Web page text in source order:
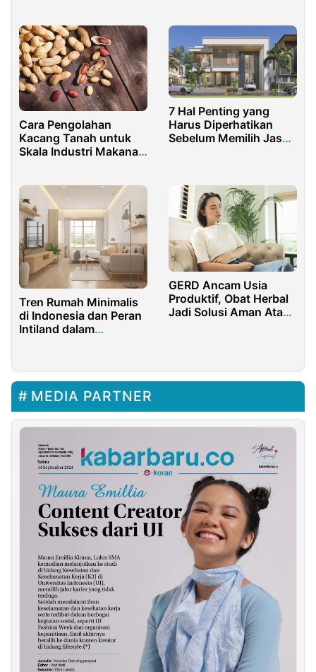
Cara Pengolahan
Kacang Tanah untuk
Skala Industri Makanan
7 Hal Penting yang
Harus Diperhatikan
Sebelum Memilih Jasa
Tren Rumah Minimalis
di Indonesia dan Peran
Intiland dalam
GERD Ancam Usia
Produktif, Obat Herbal
Jadi Solusi Aman Atasi
MEDIA PARTNER